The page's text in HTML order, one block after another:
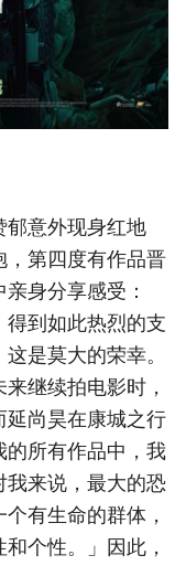
郁意外现身红地
，第四度有作品晋
身分享感受：
得到如此热烈的支
是莫大的荣幸。
继续拍电影时，
延尚昊在康城之行
的所有作品中，我
我来说，最大的恐
有生命的群体，
个性。」因此，